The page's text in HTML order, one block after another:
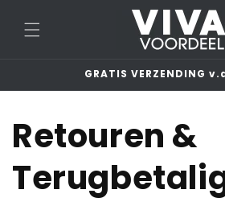
naar de
content
GRATIS VERZENDING
Retouren &